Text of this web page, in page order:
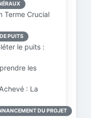
Terme Crucial
PUITS
le puits :
les
: La
DU PROJET